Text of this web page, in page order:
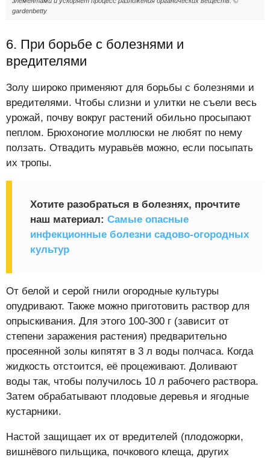
gardenbetty
6. При борьбе с болезнями и
вредителями
Золу широко применяют для борьбы с болезнями и
вредителями. Чтобы слизни и улитки не съели весь
урожай, почву вокруг растений обильно просыпают
пеплом. Брюхоногие моллюски не любят по нему
ползать. Отвадить муравьёв можно, если посыпать
их тропы.
Хотите разобраться в болезнях, прочтите
наш материал: Самые опасные
инфекционные болезни садово-огородных
культур
От белой и серой гнили огородные культуры
опудривают. Также можно приготовить раствор для
опрыскивания. Для этого 100-300 г (зависит от
степени заражения растения) предварительно
просеянной золы кипятят в 3 л воды полчаса. Когда
жидкость отстоится, её процеживают. Доливают
воды так, чтобы получилось 10 л рабочего раствора.
Затем обрабатывают плодовые деревья и ягодные
кустарники.
Настой защищает их от вредителей (плодожорки,
вишнёвого пильщика, почкового клеща, других